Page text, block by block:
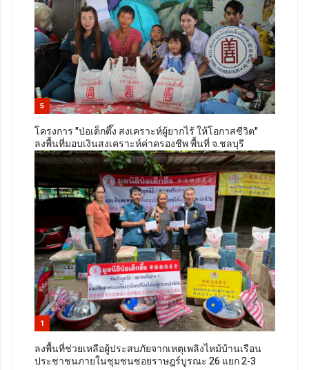
5
โครงการ "ป่อเต็กตึ๊ง สงเคราะห์ผู้ยากไร้ ให้โอกาสชีวิต"
ลงพื้นที่มอบเงินสงเคราะห์ค่าครองชีพ พื้นที่ จ.ชลบุรี
1
ลงพื้นที่ช่วยเหลือผู้ประสบภัยจากเหตุเพลิงไหม้บ้านเรือน
ประชาชนภายในชุมชนซอยราษฎร์บูรณะ 26 แยก 2-3